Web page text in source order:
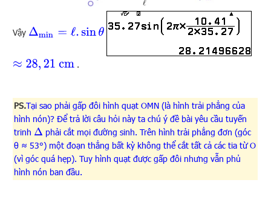
Vậy Δmin= ℓ.sinθ
≈28,21 cm .
PS.Tại sao phải gấp đôi hình quạt OMN (là hình trải phẳng của
hình nón)? Để trả lời câu hỏi này ta chú ý đề bài yêu cầu tuyến
trinh Δ
phải cắt mọi đường sinh. Trên hình trải phẳng đơn (góc
θ ≈ 53°) một đoạn thẳng bất kỳ không thể cắt tất cả các tia từ O
(vì góc quá hẹp). Tuy hình quạt được gấp đôi nhưng vẫn phủ
hình nón ban đầu.